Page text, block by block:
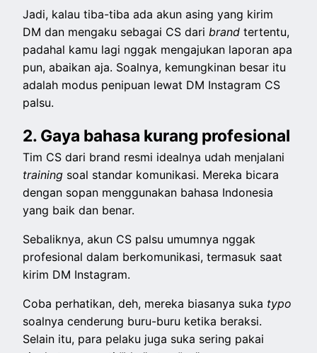
Jadi, kalau tiba-tiba ada akun asing yang kirim
DM dan mengaku sebagai CS daribrandtertentu,
padahal kamu lagi nggak mengajukan laporan apa
pun, abaikan aja. Soalnya, kemungkinan besar itu
adalah modus penipuan lewat DM Instagram CS
palsu.
2. Gaya bahasa kurang profesional
Tim CS dari brand resmi idealnya udah menjalani
training soal standar komunikasi. Mereka bicara
dengan sopan menggunakan bahasa Indonesia
yang baik dan benar.
Sebaliknya, akun CS palsu umumnya nggak
profesional dalam berkomunikasi, termasuk saat
kirim DM Instagram.
Coba perhatikan, deh, mereka biasanya suka typo
soalnya cenderung buru-buru ketika beraksi.
Selain itu, para pelaku juga suka sering pakai